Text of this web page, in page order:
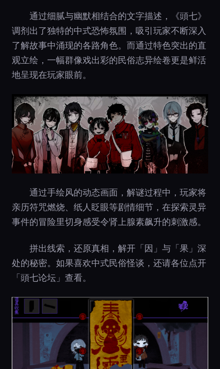
通过细腻与幽默相结合的文字描述，《頭七》
调剂出了独特的中式恐怖氛围，吸引玩家不断深入
了解故事中涌现的各路角色。而通过特色突出的直
观立绘，一幅群像戏出彩的民俗志异绘卷更是鲜活
地呈现在玩家眼前。
通过手绘风的动态画面，解谜过程中，玩家将
亲历符咒燃烧、纸人眨眼等剧情细节，在探索灵异
事件的冒险里切身感受令肾上腺素飙升的刺激感。
拼出线索，还原真相，解开「因」与「果」深
处的秘密。如果喜欢中式民俗怪谈，还请各位点开
「頭七论坛」查看。